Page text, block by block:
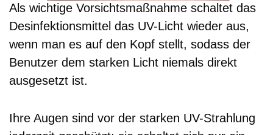
Als wichtige Vorsichtsmaßnahme schaltet das
Desinfektionsmittel das UV-Licht wieder aus,
wenn man es auf den Kopf stellt, sodass der
Benutzer dem starken Licht niemals direkt
ausgesetzt ist.
Ihre Augen sind vor der starken UV-Strahlung